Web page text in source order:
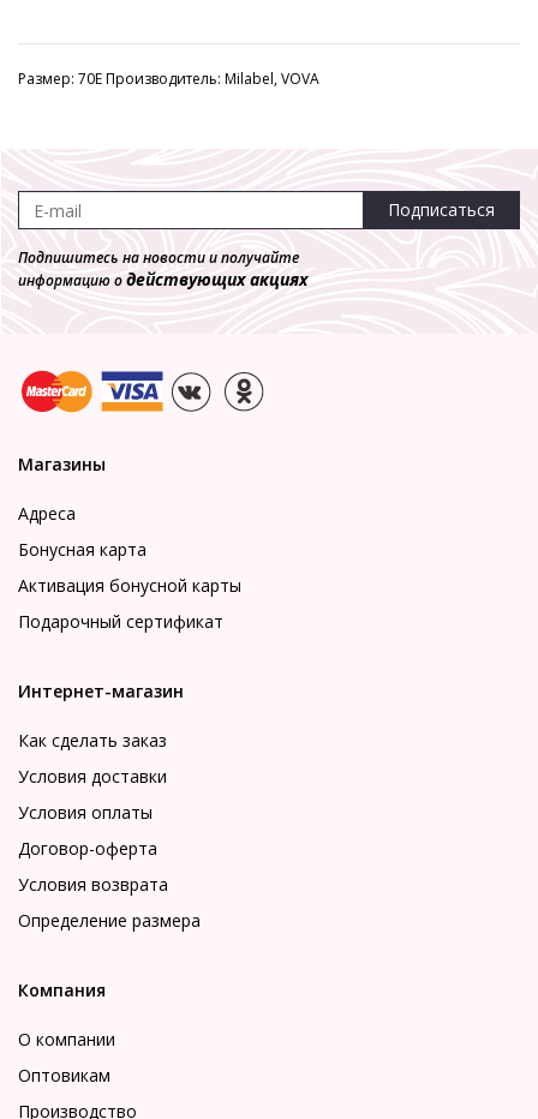
Размер: 70E Производитель: Milabel, VOVA
Подписаться
Подпишитесь на новости и получайте
информацию одействующих акциях
Магазины
Адреса
Бонусная карта
Активация бонусной карты
Подарочный сертификат
Интернет-магазин
Как сделать заказ
Условия доставки
Условия оплаты
Договор-оферта
Условия возврата
Определение размера
Компания
О компании
Оптовикам
Производство